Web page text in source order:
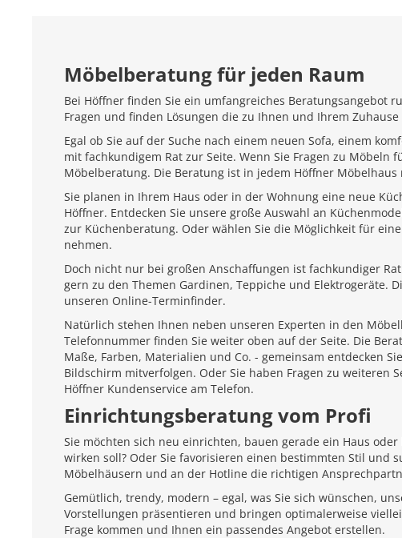
Möbelberatung für jeden Raum
Bei Höffner finden Sie ein umfangreiches
Fragen und finden Lösungen die zu Ihnen und Ihrem Zuhause
Egal ob Sie auf der Suche nach einem neuen Sofa, einem
mit fachkundigem Rat zur Seite. Wenn Sie Fragen zu
Möbelberatung. Die Beratung ist in jedem Höffner
Sie planen in Ihrem Haus oder in der Wohnung eine neue
Höffner. Entdecken Sie unsere große Auswahl an
zur Küchenberatung. Oder wählen Sie die Möglichkeit für
nehmen.
Doch nicht nur bei großen Anschaffungen ist fachkundiger
gern zu den Themen Gardinen, Teppiche und Elektrogeräte.
unseren Online-Terminfinder.
Natürlich stehen Ihnen neben unseren Experten in den
Telefonnummer finden Sie weiter oben auf der Seite. Die
Maße, Farben, Materialien und Co. - gemeinsam entdecken
Bildschirm mitverfolgen. Oder Sie haben Fragen zu weiteren
Höffner Kundenservice am Telefon.
Einrichtungsberatung vom Profi
Sie möchten sich neu einrichten, bauen gerade ein Haus
wirken soll? Oder Sie favorisieren einen bestimmten Stil und
Möbelhäusern und an der Hotline die richtigen
Gemütlich, trendy, modern – egal, was Sie sich wünschen,
Vorstellungen präsentieren und bringen optimalerweise
Frage kommen und Ihnen ein passendes Angebot erstellen.